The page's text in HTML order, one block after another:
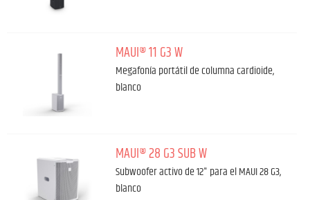
MAUI® 11 G3 W
Megafonía portátil de columna cardioide,
blanco
MAUI® 28 G3 SUB W
Subwoofer activo de 12" para el MAUI 28 G3,
blanco